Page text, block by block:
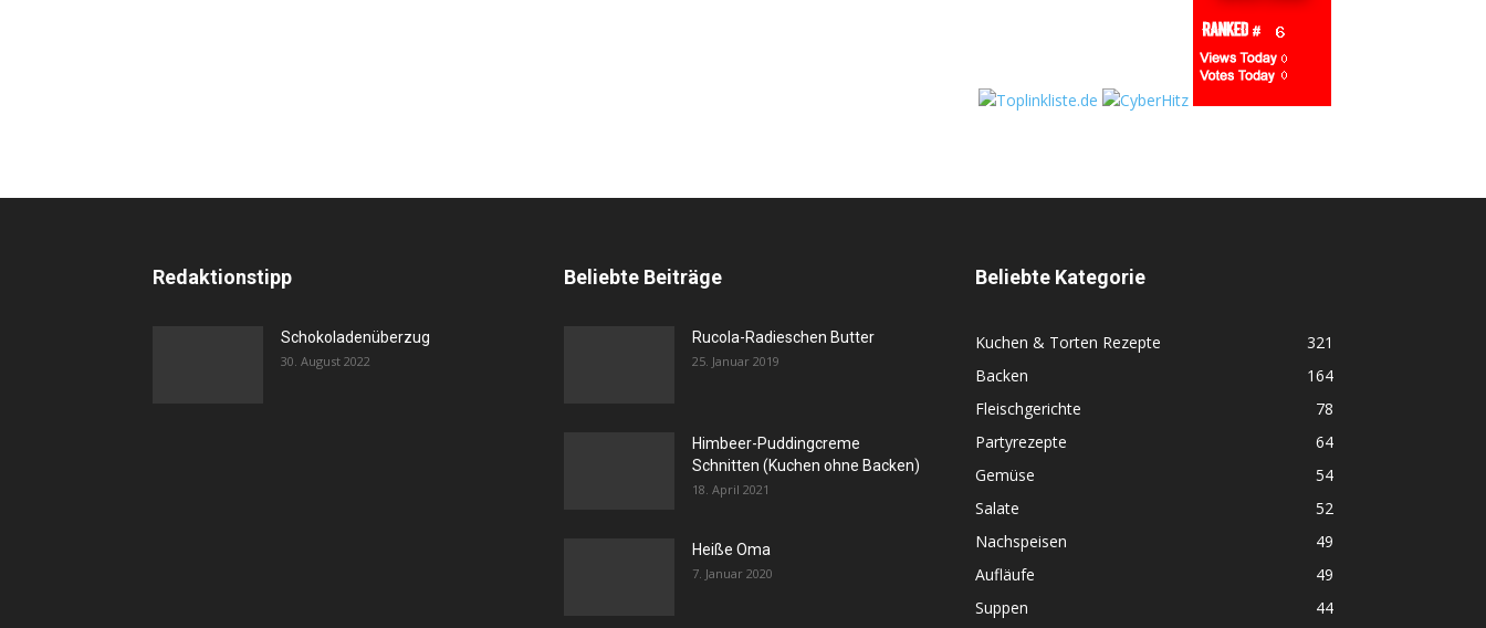
Redaktionstipp
Schokoladenüberzug
30. August 2022
Beliebte Beiträge
Rucola-Radieschen Butter
25. Januar 2019
Himbeer-Puddingcreme
Schnitten (Kuchen ohne Backen)
18. April 2021
Heiße Oma
7. Januar 2020
Beliebte Kategorie
Kuchen & Torten Rezepte
321
Backen
164
Fleischgerichte
78
Partyrezepte
64
Gemüse
54
Salate
52
Nachspeisen
49
Aufläufe
49
Suppen
44